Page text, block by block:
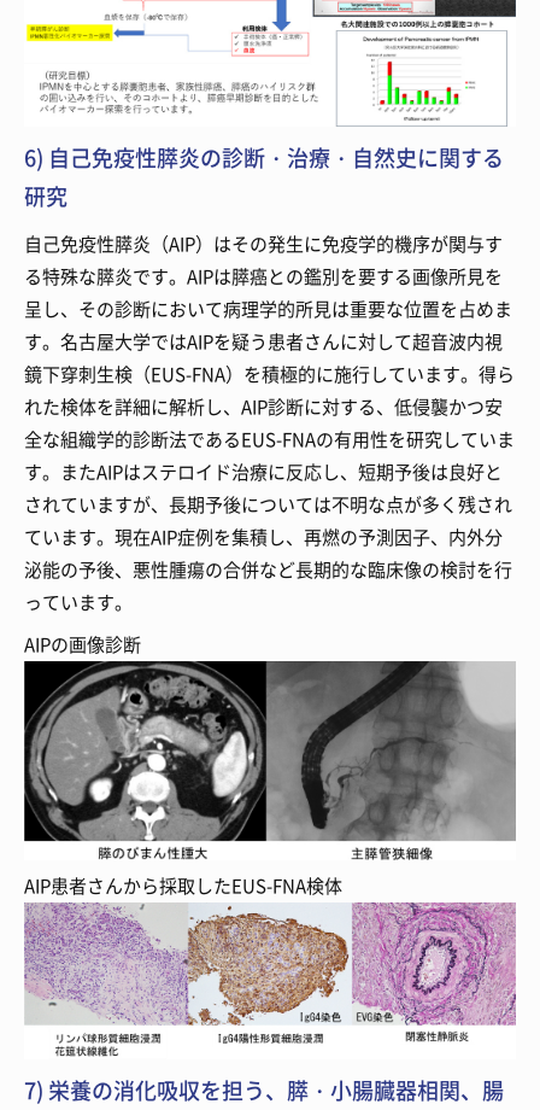
6) 自己免疫性膵炎の診断・治療・自然史に関する
研究
自己免疫性膵炎（AIP）はその発生に免疫学的機序が関与す
る特殊な膵炎です。AIPは膵癌との鑑別を要する画像所見を
呈し、その診断において病理学的所見は重要な位置を占めま
す。名古屋大学ではAIPを疑う患者さんに対して超音波内視
鏡下穿刺生検（EUS-FNA）を積極的に施行しています。得ら
れた検体を詳細に解析し、AIP診断に対する、低侵襲かつ安
全な組織学的診断法であるEUS-FNAの有用性を研究していま
す。またAIPはステロイド治療に反応し、短期予後は良好と
されていますが、長期予後については不明な点が多く残され
ています。現在AIP症例を集積し、再燃の予測因子、内外分
泌能の予後、悪性腫瘍の合併など長期的な臨床像の検討を行
っています。
AIPの画像診断
AIP患者さんから採取したEUS-FNA検体
7) 栄養の消化吸収を担う、膵・小腸臓器相関、腸